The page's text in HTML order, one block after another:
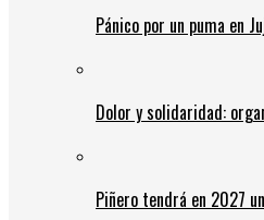
Pánico por un puma en
Dolor y solidaridad:
Piñero tendrá en 2027